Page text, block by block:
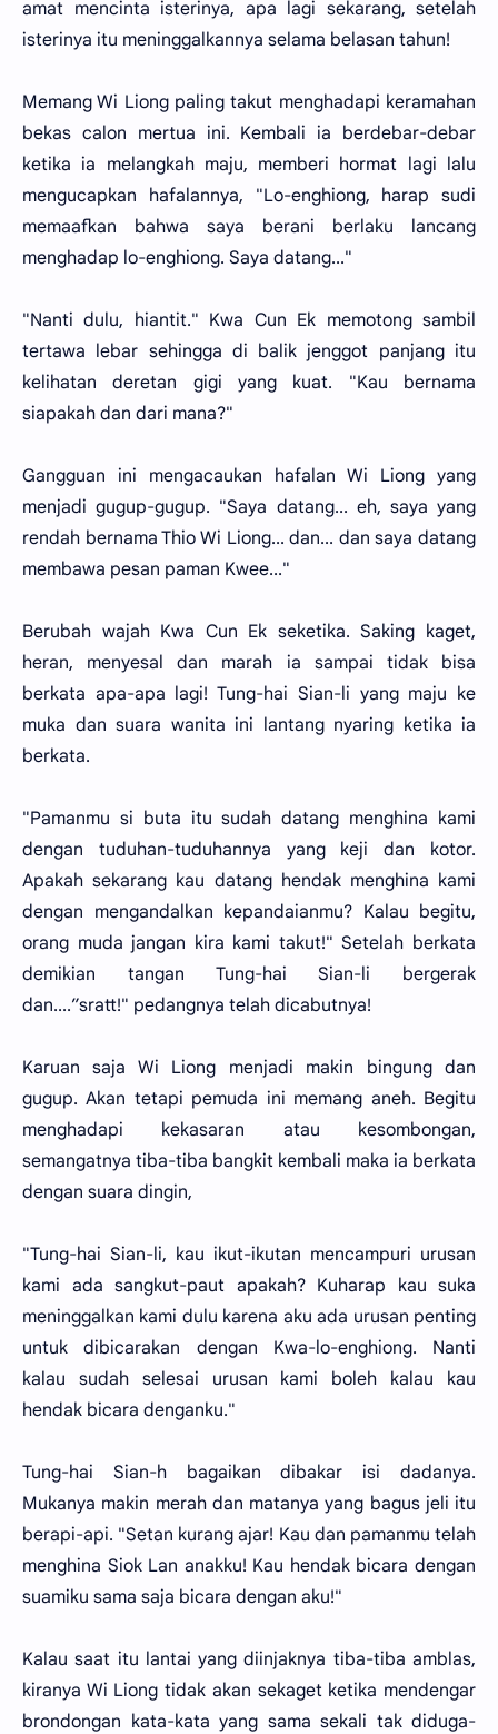
amat mencinta isterinya, apa lagi sekarang, setelah
isterinya itu meninggalkannya selama belasan tahun!
Memang Wi Liong paling takut menghadapi keramahan
bekas calon mertua ini. Kembali ia berdebar-debar
ketika ia melangkah maju, memberi hormat lagi lalu
mengucapkan hafalannya, "Lo-enghiong, harap sudi
memaafkan bahwa saya berani berlaku lancang
menghadap lo-enghiong. Saya datang..."
"Nanti dulu, hiantit." Kwa Cun Ek memotong sambil
tertawa lebar sehingga di balik jenggot panjang itu
kelihatan deretan gigi yang kuat. "Kau bernama
siapakah dan dari mana?"
Gangguan ini mengacaukan hafalan Wi Liong yang
menjadi gugup-gugup. "Saya datang... eh, saya yang
rendah bernama Thio Wi Liong... dan... dan saya datang
membawa pesan paman Kwee..."
Berubah wajah Kwa Cun Ek seketika. Saking kaget,
heran, menyesal dan marah ia sampai tidak bisa
berkata apa-apa lagi! Tung-hai Sian-li yang maju ke
muka dan suara wanita ini lantang nyaring ketika ia
berkata.
"Pamanmu si buta itu sudah datang menghina kami
dengan tuduhan-tuduhannya yang keji dan kotor.
Apakah sekarang kau datang hendak menghina kami
dengan mengandalkan kepandaianmu? Kalau begitu,
orang muda jangan kira kami takut!" Setelah berkata
demikian tangan Tung-hai Sian-li bergerak
dan....”sratt!" pedangnya telah dicabutnya!
Karuan saja Wi Liong menjadi makin bingung dan
gugup. Akan tetapi pemuda ini memang aneh. Begitu
menghadapi kekasaran atau kesombongan,
semangatnya tiba-tiba bangkit kembali maka ia berkata
dengan suara dingin,
"Tung-hai Sian-li, kau ikut-ikutan mencampuri urusan
kami ada sangkut-paut apakah? Kuharap kau suka
meninggalkan kami dulu karena aku ada urusan penting
untuk dibicarakan dengan Kwa-lo-enghiong. Nanti
kalau sudah selesai urusan kami boleh kalau kau
hendak bicara denganku."
Tung-hai Sian-h bagaikan dibakar isi dadanya.
Mukanya makin merah dan matanya yang bagus jeli itu
berapi-api. "Setan kurang ajar! Kau dan pamanmu telah
menghina Siok Lan anakku! Kau hendak bicara dengan
suamiku sama saja bicara dengan aku!"
Kalau saat itu lantai yang diinjaknya tiba-tiba amblas,
kiranya Wi Liong tidak akan sekaget ketika mendengar
brondongan kata-kata yang sama sekali tak diduga-